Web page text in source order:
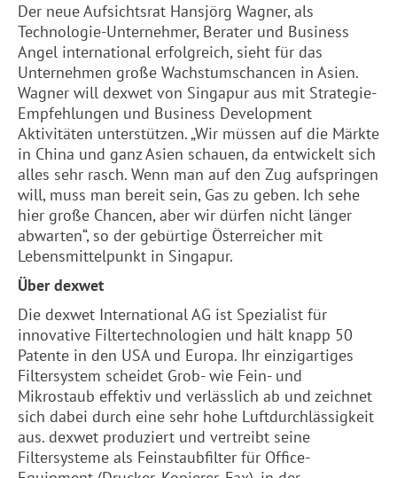
Der neue Aufsichtsrat Hansjörg Wagner, als
Technologie-Unternehmer, Berater und Business
Angel international erfolgreich, sieht für das
Unternehmen große Wachstumschancen in Asien.
Wagner will dexwet von Singapur aus mit Strategie-
Empfehlungen und Business Development
Aktivitäten unterstützen. „Wir müssen auf die Märkte
in China und ganz Asien schauen, da entwickelt sich
alles sehr rasch. Wenn man auf den Zug aufspringen
will, muss man bereit sein, Gas zu geben. Ich sehe
hier große Chancen, aber wir dürfen nicht länger
abwarten“, so der gebürtige Österreicher mit
Lebensmittelpunkt in Singapur.
Über dexwet
Die dexwet International AG ist Spezialist für
innovative Filtertechnologien und hält knapp 50
Patente in den USA und Europa. Ihr einzigartiges
Filtersystem scheidet Grob- wie Fein- und
Mikrostaub effektiv und verlässlich ab und zeichnet
sich dabei durch eine sehr hohe Luftdurchlässigkeit
aus. dexwet produziert und vertreibt seine
Filtersysteme als Feinstaubfilter für Office-